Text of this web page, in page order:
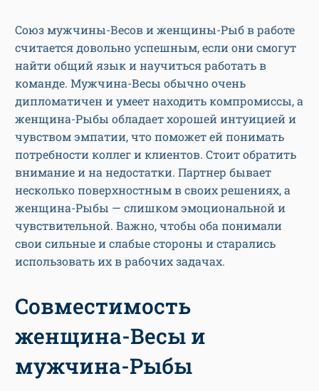
Союз мужчины-Весов и женщины-Рыб в работе
считается довольно успешным, если они смогут
найти общий язык и научиться работать в
команде. Мужчина-Весы обычно очень
дипломатичен и умеет находить компромиссы, а
женщина-Рыбы обладает хорошей интуицией и
чувством эмпатии, что поможет ей понимать
потребности коллег и клиентов. Стоит обратить
внимание и на недостатки. Партнер бывает
несколько поверхностным в своих решениях, а
женщина-Рыбы — слишком эмоциональной и
чувствительной. Важно, чтобы оба понимали
свои сильные и слабые стороны и старались
использовать их в рабочих задачах.
Совместимость
женщина-Весы и
мужчина-Рыбы